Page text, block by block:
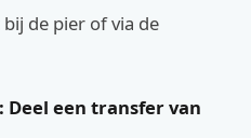
de pier of via de
Deel een transfer van